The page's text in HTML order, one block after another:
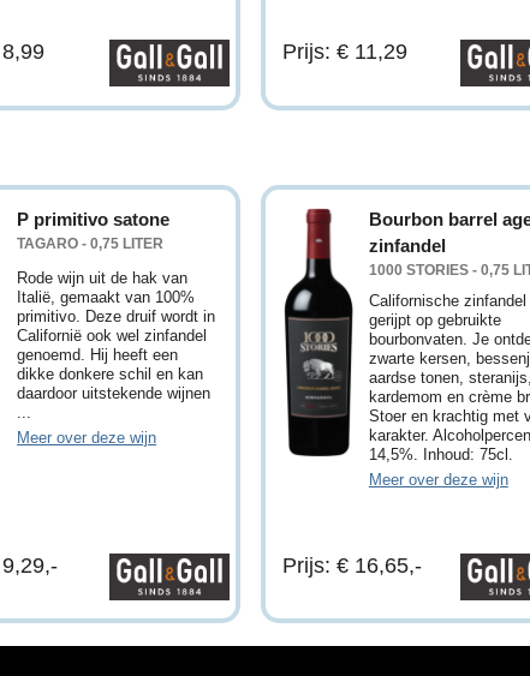
Prijs: € 11,29
P primitivo satone
TAGARO - 0,75 LITER
Rode wijn uit de hak van
Italië, gemaakt van 100%
primitivo. Deze druif wordt in
Californië ook wel zinfandel
genoemd. Hij heeft een
dikke donkere schil en kan
daardoor uitstekende wijnen
...
Meer over deze wijn
Bourbon barrel
zinfandel
1000 STORIES - 0,75
Californische zinfandel
gerijpt op gebruikte
bourbonvaten. Je
zwarte kersen,
aardse tonen,
kardemom en crème
Stoer en krachtig met
karakter.
14,5%. Inhoud: 75cl.
Meer over deze wijn
Prijs: € 16,65,-